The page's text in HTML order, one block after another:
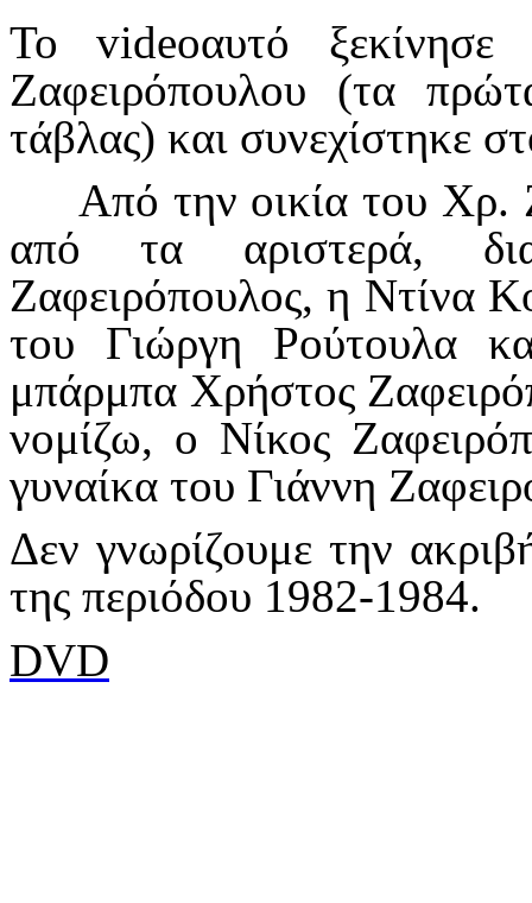
Τοvideoαυτό
Ζαφειρόπουλου (τα
τάβλας) και συνεχίστηκε
Από την οικία του Χρ.
από τα αριστερά,
Ζαφειρόπουλος, η Ντίνα
του Γιώργη Ρούτουλα
μπάρμπα Χρήστος
νομίζω, ο Νίκος
γυναίκα του Γιάννη
Δεν γνωρίζουμε την
της περιόδου 1982-1984.
DVD